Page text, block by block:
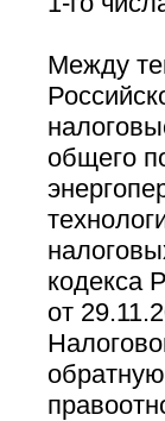
Между
общего
кодекса
от